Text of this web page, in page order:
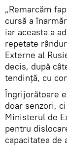
„Remarcăm
cursă a
iar aceasta a
repetate
Externe al
decis, după
tendinţă, cu
Îngrijorătoare
doar senzori,
Ministerul de
pentru
capacitatea de